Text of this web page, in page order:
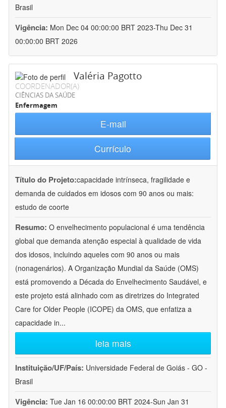
Brasil
Vigência: Mon Dec 04 00:00:00 BRT 2023-Thu Dec 31
00:00:00 BRT 2026
Valéria Pagotto
COORDENADOR(A)
CIÊNCIAS DA SAÚDE
Enfermagem
E-mail
Currículo
Título do Projeto:capacidade intrínseca, fragilidade e
demanda de cuidados em idosos com 90 anos ou mais:
estudo de coorte
Resumo: O envelhecimento populacional é uma tendência
global que demanda atenção especial à qualidade de vida
dos idosos, incluindo aqueles com 90 anos ou mais
(nonagenários). A Organização Mundial da Saúde (OMS)
está promovendo a Década do Envelhecimento Saudável, e
este projeto está alinhado com as diretrizes do Integrated
Care for Older People (ICOPE) da OMS, que enfatiza a
capacidade in...
leia mais
Instituição/UF/País: Universidade Federal de Goiás - GO -
Brasil
Vigência: Tue Jan 16 00:00:00 BRT 2024-Sun Jan 31